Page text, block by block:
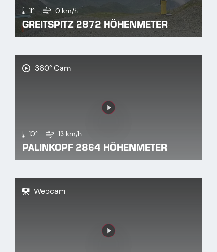
11° 0 km/h
GREITSPITZ 2872 HÖHENMETER
Link
360° Cam
10° 13 km/h
PALINKOPF 2864 HÖHENMETER
Link
Webcam